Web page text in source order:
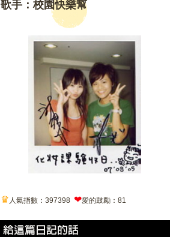
歌手：校園快樂幫
♛ 人氣指數：397398 ❤愛的鼓勵：81